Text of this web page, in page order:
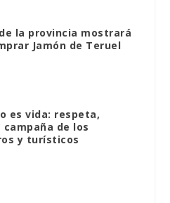
la provincia mostrará
Jamón de Teruel
es vida: respeta,
de los
y turísticos